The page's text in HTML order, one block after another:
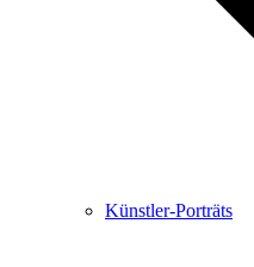
Marc Peschke –
Buchtipps von Uli
Künstler-Porträts